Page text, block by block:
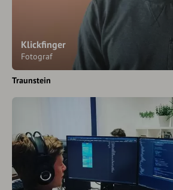
Klickfinger
Fotograf
Traunstein